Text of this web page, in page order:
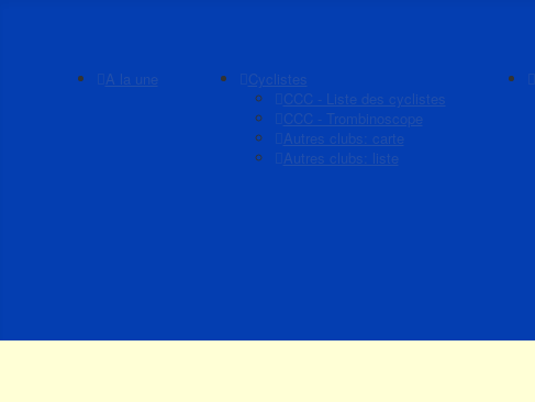
A la une
Cyclistes
CCC - Liste des cyclistes
CCC - Trombinoscope
Autres clubs: carte
Autres clubs: liste